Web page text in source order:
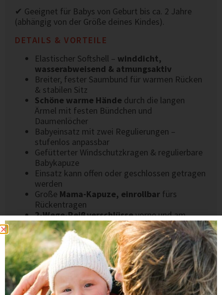
✔ Geeignet für Babys von Geburt bis ca. 2 Jahre
(abhängig von der Größe deines Kindes).
DETAILS & VORTEILE
Elastischer Softshell – winddicht,
wasserabweisend & atmungsaktiv
Breiter, fester Saumbund für warmen Rücken
& stabilen Sitz
Schöne warme Hände durch die langen
Ärmel mit festen Bündchen und
Daumenlöcher
Babyeinsatz mit zwei Regulierungen –
stufenlos anpassbar
Gefütterter Windschutzkragen & regulierbare
Babykapuze
Einsatz kann offen oder geschlossen getragen
werden
Große Mama-Kapuze, einrollbar fürs
Rückentragen
2-Wege-Reißverschlüssevorne und am
Rücken
Zwei tiefe Reißverschlusstaschen
Abgesetzte Paspeln an Brust und Rücken
Einsätze können einfach ein- und
ausgezippt werden
Original Viva la Mama Logo auf Brust &
Kapuze